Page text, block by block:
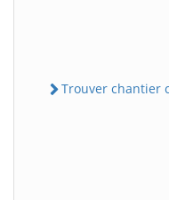
Trouver chantier